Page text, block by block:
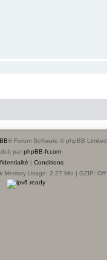
® Forum Software © phpBB Limited
par phpBB-fr.com
| Conditions
Memory Usage: 2.27 Mio | GZIP: Off